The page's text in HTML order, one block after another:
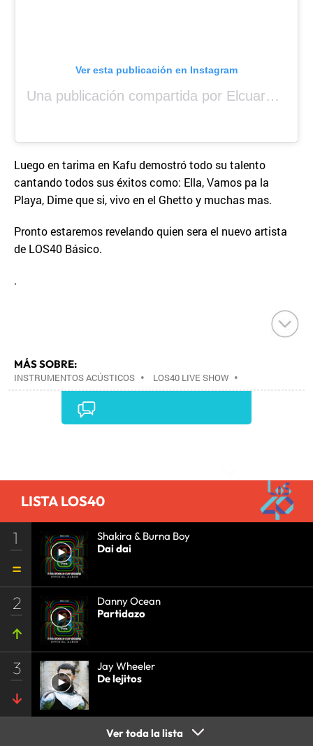
Ver esta publicación en Instagram
Una publicación compartida por Elcuara (@elcuara.25)
Luego en tarima en Kafu demostró todo su talento
cantando todos sus éxitos como: Ella, Vamos pa la
Playa, Dime que si, vivo en el Ghetto y muchas mas.
Pronto estaremos revelando quien sera el nuevo artista
de LOS40 Básico.
.
MÁS SOBRE:
INSTRUMENTOS ACÚSTICOS • LOS40 LIVE SHOW •
CONCIERTOS•LOS40•EVENTOS MUSICALES•
•AGENDA CULTURAL
•PRISA MEDIA•MÚSICA•GRUPO
COMUNICACIÓN•COMUNICACIÓN•
LISTA LOS40
1
Shakira & Burna Boy
Dai dai
2
Danny Ocean
Partidazo
3
Jay Wheeler
De lejitos
Ver toda la lista